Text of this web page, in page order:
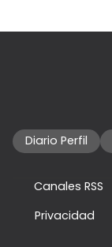
Diario Perfil
Canales RSS
Privacidad